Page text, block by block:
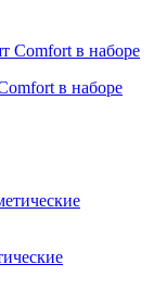
в наборе